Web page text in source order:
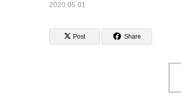
2020.05.01
Post Share